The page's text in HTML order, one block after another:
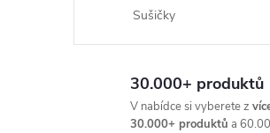
Sušičky
30.000+ produktů
V nabídce si vyberete z
30.000+ produktů a